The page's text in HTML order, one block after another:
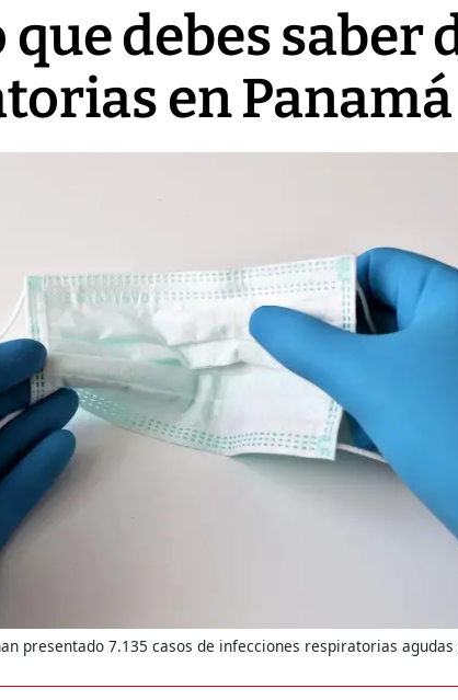
que debes saber
en Panamá
presentado 7.135 casos de infecciones respiratorias agudas
Video, Japón:
deja heridos y
daños en
Un fuerte terremoto de
7,1 se registró este
julio en la prefectura de
emergencia de gran...